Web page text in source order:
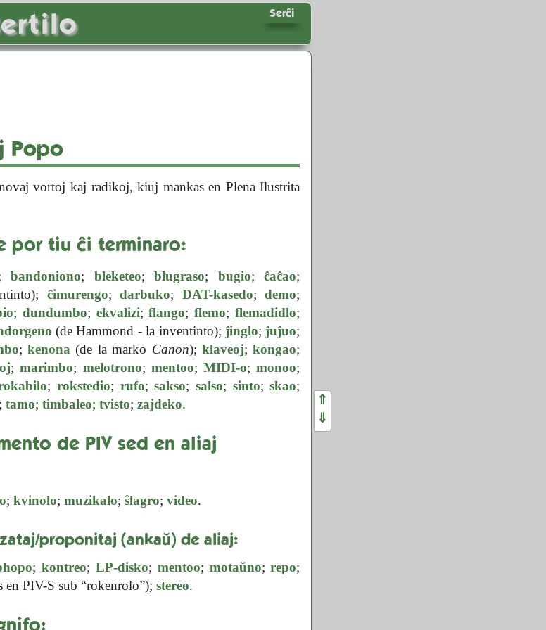
Serĉi
Popo
novaj vortoj kaj radikoj, kiuj mankas en Plena Ilustrita
por tiu ĉi terminaro:
bandoniono; bleketeo;blugraso; bugio;ĉaĉao;
ĉimurengo;darbuko; DAT-kasedo;demo;
; dundumbo; ekvalizi;flango;flemo;flemadidlo;
(de Hammond - la inventinto); ĵinglo;ĵuĵuo;
;kenona (de la marko Canon); klaveoj;kongao;
;marimbo; melotrono; mentoo;MIDI-o;monoo;
;rokstedio; rufo;sakso; salso; sinto;skao;
;tamo;timbaleo;tvisto;zajdeko.
de PIV sed en aliaj
;kvinolo;muzikalo;ŝlagro;video.
proponitaj (ankaŭ) de aliaj:
;kontreo; LP-disko; mentoo; motaŭno;repo;
en PIV-S sub “rokenrolo”);stereo.
⇑
⇓